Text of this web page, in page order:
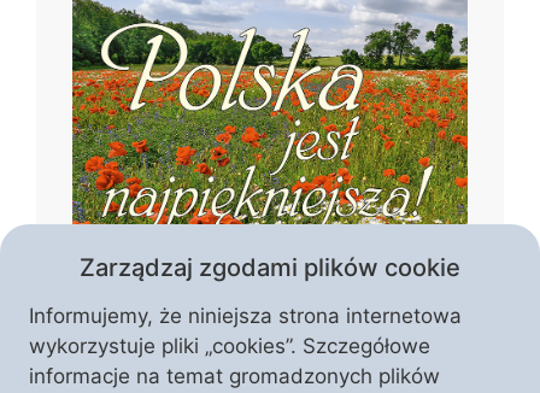
Zarządzaj zgodami plików cookie
Informujemy, że niniejsza strona internetowa
wykorzystuje pliki „cookies”. Szczegółowe
informacje na temat gromadzonych plików